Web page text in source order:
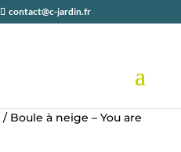
contact@c-jardin.fr
/ Boule à neige – You are